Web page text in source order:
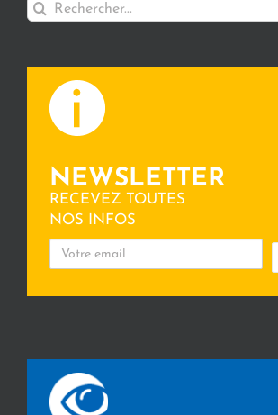
Rechercher:
NEWSLETTER
RECEVEZ TOUTES
NOS INFOS